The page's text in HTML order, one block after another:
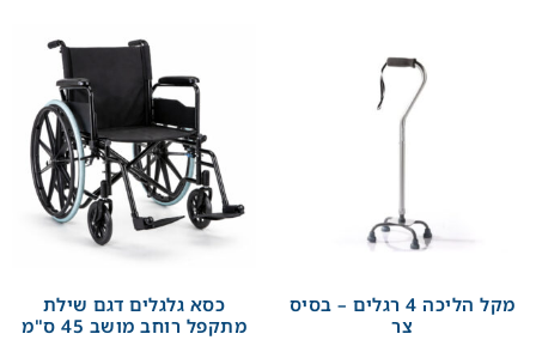
מקל הליכה 4 רגלים – בסיס
צר
כסא גלגלים דגם שילת
מתקפל רוחב מושב 45 ס"מ